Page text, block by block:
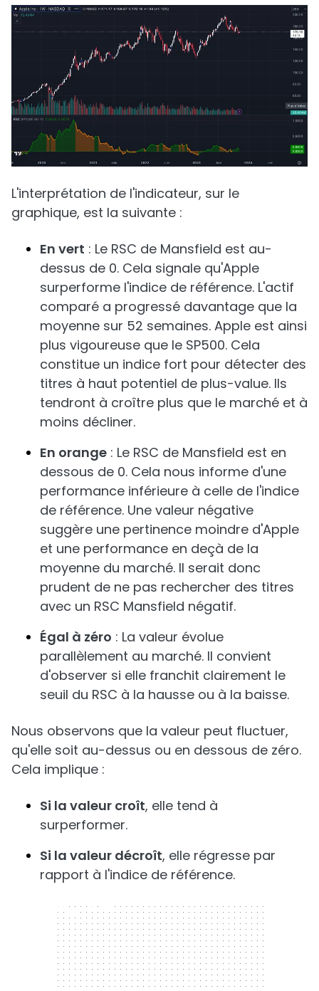
L'interprétation de l'indicateur, sur le
graphique, est la suivante :
En vert : Le RSC de Mansfield est au-
dessus de 0. Cela signale qu'Apple
surperforme l'indice de référence. L'actif
comparé a progressé davantage que la
moyenne sur 52 semaines. Apple est ainsi
plus vigoureuse que le SP500. Cela
constitue un indice fort pour détecter des
titres à haut potentiel de plus-value. Ils
tendront à croître plus que le marché et à
moins décliner.
En orange : Le RSC de Mansfield est en
dessous de 0. Cela nous informe d'une
performance inférieure à celle de l'indice
de référence. Une valeur négative
suggère une pertinence moindre d'Apple
et une performance en deçà de la
moyenne du marché. Il serait donc
prudent de ne pas rechercher des titres
avec un RSC Mansfield négatif.
Égal à zéro : La valeur évolue
parallèlement au marché. Il convient
d'observer si elle franchit clairement le
seuil du RSC à la hausse ou à la baisse.
Nous observons que la valeur peut fluctuer,
qu'elle soit au-dessus ou en dessous de zéro.
Cela implique :
Si la valeur croît, elle tend à
surperformer.
Si la valeur décroît, elle régresse par
rapport à l'indice de référence.
300 x 250